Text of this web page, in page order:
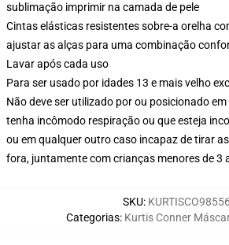
sublimação imprimir na camada de pele
Cintas elásticas resistentes sobre-a orelha
ajustar as alças para uma combinação
Lavar após cada uso
Para ser usado por idades 13 e mais velho
Não deve ser utilizado por ou posicionado
tenha incômodo respiração ou que esteja
ou em qualquer outro caso incapaz de tirar
fora, juntamente com crianças menores de 3
SKU: KURTISCO98556
Categorias: Kurtis Conner